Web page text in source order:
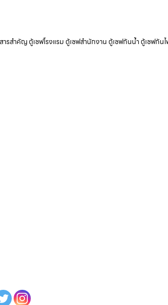
รสำคัญ ตู้เซฟโรงแรม ตู้เซฟสำนักงาน ตู้เซฟกันน้ำ ตู้เซฟกัน